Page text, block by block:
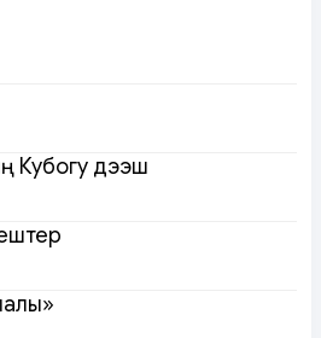
Кубогу дээш